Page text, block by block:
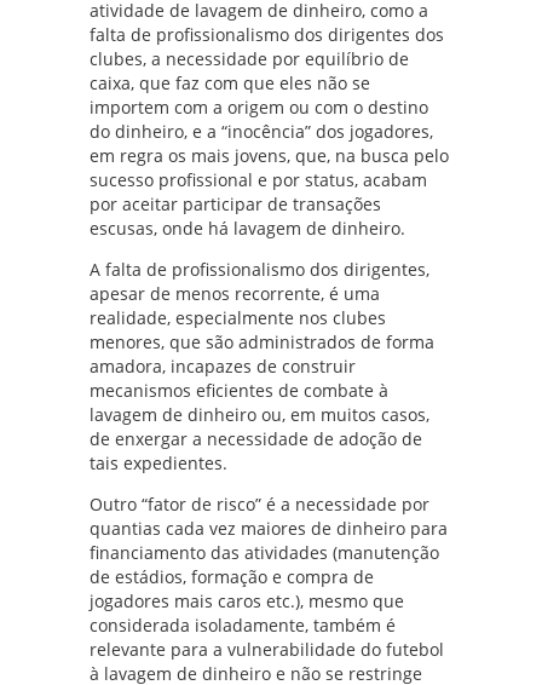
atividade de lavagem de dinheiro, como a
falta de profissionalismo dos dirigentes dos
clubes, a necessidade por equilíbrio de
caixa, que faz com que eles não se
importem com a origem ou com o destino
do dinheiro, e a “inocência” dos jogadores,
em regra os mais jovens, que, na busca pelo
sucesso profissional e por status, acabam
por aceitar participar de transações
escusas, onde há lavagem de dinheiro.
A falta de profissionalismo dos dirigentes,
apesar de menos recorrente, é uma
realidade, especialmente nos clubes
menores, que são administrados de forma
amadora, incapazes de construir
mecanismos eficientes de combate à
lavagem de dinheiro ou, em muitos casos,
de enxergar a necessidade de adoção de
tais expedientes.
Outro “fator de risco” é a necessidade por
quantias cada vez maiores de dinheiro para
financiamento das atividades (manutenção
de estádios, formação e compra de
jogadores mais caros etc.), mesmo que
considerada isoladamente, também é
relevante para a vulnerabilidade do futebol
à lavagem de dinheiro e não se restringe